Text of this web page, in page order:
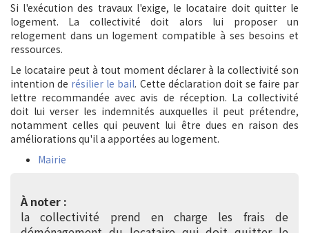
Si l'exécution des travaux l'exige, le locataire doit quitter le
logement. La collectivité doit alors lui proposer un
relogement dans un logement compatible à ses besoins et
ressources.
Le locataire peut à tout moment déclarer à la collectivité son
intention de résilier le bail. Cette déclaration doit se faire par
lettre recommandée avec avis de réception. La collectivité
doit lui verser les indemnités auxquelles il peut prétendre,
notamment celles qui peuvent lui être dues en raison des
améliorations qu'il a apportées au logement.
Mairie
À noter :
la collectivité prend en charge les frais de